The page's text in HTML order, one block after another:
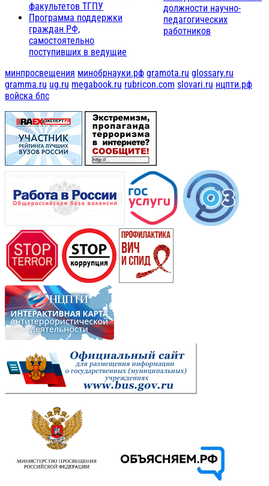
факультетов ТГПУ
Программа поддержки
граждан РФ,
самостоятельно
поступивших в ведущие
должности научно-
педагогических
работников
минпросвещения минобрнауки.рф gramota.ru glossary.ru
gramma.ru ug.ru megabook.ru rubricon.com slovari.ru нцпти.рф
войска бпс